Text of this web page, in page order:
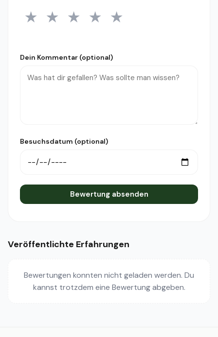
1 Stern
★ 2 Sterne
★ 3 Sterne
★ 4 Sterne
★ 5 Sterne
★
Dein Kommentar (optional)
Besuchsdatum (optional)
Bewertung absenden
Veröffentlichte Erfahrungen
Bewertungen konnten nicht geladen werden. Du
kannst trotzdem eine Bewertung abgeben.